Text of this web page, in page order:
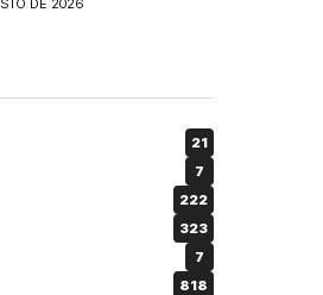
21
7
222
323
7
818